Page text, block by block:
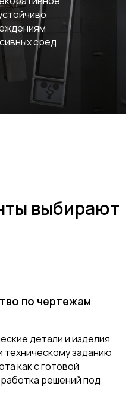
сред
выбирают
по чертежам
детали и изделия
техническому заданию
как с готовой
решений под